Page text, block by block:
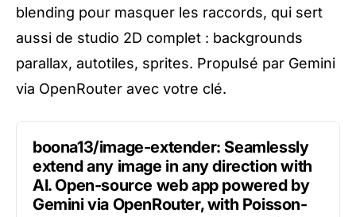
blending pour masquer les raccords, qui sert
aussi de studio 2D complet : backgrounds
parallax, autotiles, sprites. Propulsé par Gemini
via OpenRouter avec votre clé.
boona13/image-extender: Seamlessly
extend any image in any direction with
AI. Open-source web app powered by
Gemini via OpenRouter, with Poisson-